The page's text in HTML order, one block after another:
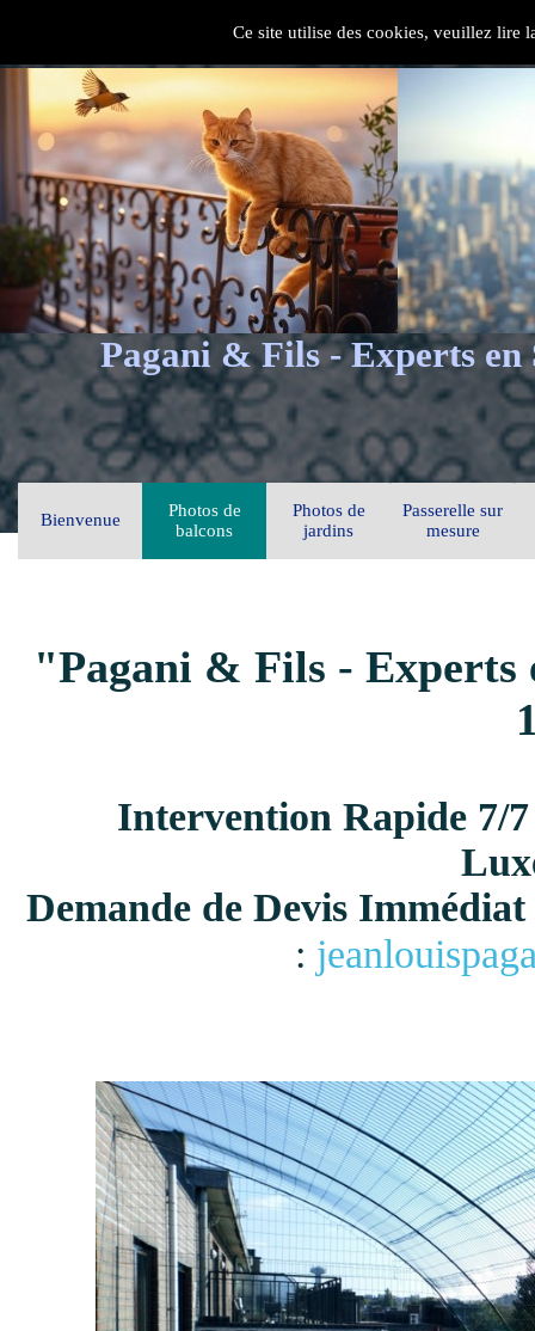
Ce site utilise des cookies, veuillez lire
Pagani & Fils - Experts en
Bienvenue
Photos de
balcons
Photos de
jardins
Passerelle sur
mesure
"Pagani & Fils - Experts
Intervention Rapide 7/
Demande de Devis
: